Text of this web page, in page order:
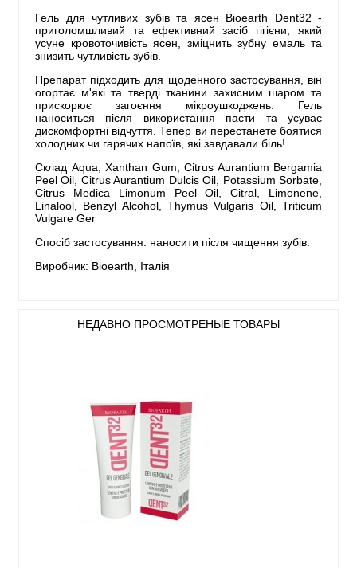
Гель для чутливих зубів та ясен Bioearth Dent32 -
приголомшливий та ефективний засіб гігієни, який
усуне кровоточивість ясен, зміцнить зубну емаль та
знизить чутливість зубів.
Препарат підходить для щоденного застосування, він
огортає м'які та тверді тканини захисним шаром та
прискорює загоєння мікроушкоджень. Гель
наноситься після використання пасти та усуває
дискомфортні відчуття. Тепер ви перестанете боятися
холодних чи гарячих напоїв, які завдавали біль!
Склад Aqua, Xanthan Gum, Citrus Aurantium Bergamia
Peel Oil, Citrus Aurantium Dulcis Oil, Potassium Sorbate,
Citrus Medica Limonum Peel Oil, Citral, Limonene,
Linalool, Benzyl Alcohol, Thymus Vulgaris Oil, Triticum
Vulgare Ger
Спосіб застосування: наносити після чищення зубів.
Виробник: Bioearth, Італія
НЕДАВНО ПРОСМОТРЕНЫЕ ТОВАРЫ